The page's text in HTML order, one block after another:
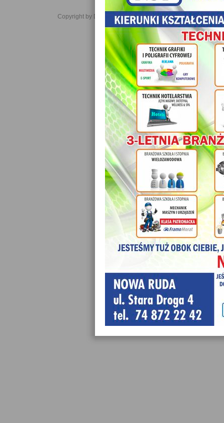
Copyright by Daniel JabĹoĹski 2006-2021. All rights